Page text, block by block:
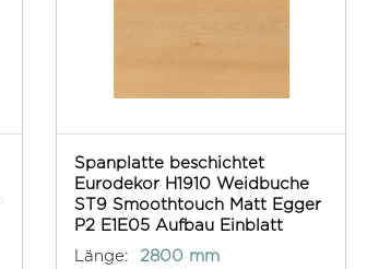
Spanplatte beschichtet
Eurodekor H1910 Weidbuche
ST9 Smoothtouch Matt Egger
P2 E1E05 Aufbau Einblatt
Länge:
2800 mm